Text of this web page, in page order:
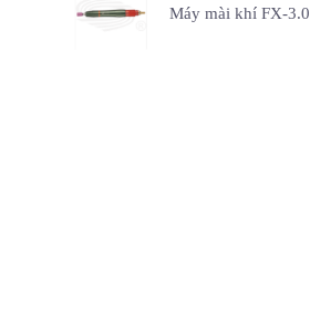
Máy mài khí FX-3.0